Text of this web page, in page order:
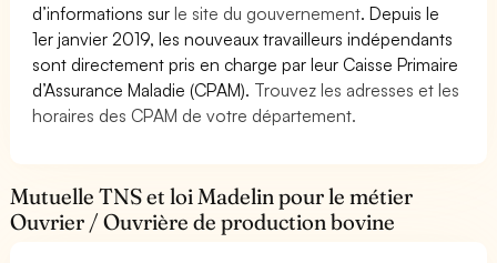
d’informations surle site du gouvernement. Depuis le
1er janvier 2019, les nouveaux travailleurs indépendants
sont directement pris en charge par leur Caisse Primaire
d’Assurance Maladie (CPAM). Trouvez les adresses et les
horaires des CPAM de votre département.
Mutuelle TNS et loi Madelin pour le métier
Ouvrier / Ouvrière de production bovine